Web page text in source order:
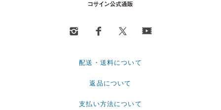
配送・送料について
返品について
支払い方法について